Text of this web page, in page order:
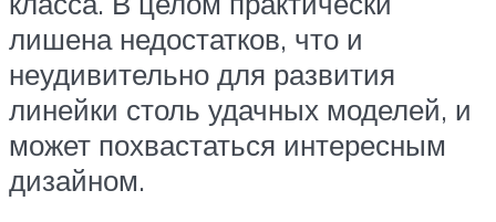
лишена недостатков, что и
неудивительно для развития
линейки столь удачных моделей, и
может похвастаться интересным
дизайном.